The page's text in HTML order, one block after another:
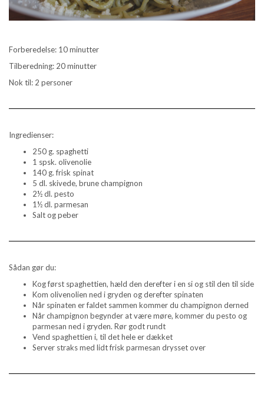
Forberedelse: 10 minutter
Tilberedning: 20 minutter
Nok til: 2 personer
Ingredienser:
250 g. spaghetti
1 spsk. olivenolie
140 g. frisk spinat
5 dl. skivede, brune champignon
2½ dl. pesto
1½ dl. parmesan
Salt og peber
Sådan gør du:
Kog først spaghettien, hæld den derefter i en si og stil den til side
Kom olivenolien ned i gryden og derefter spinaten
Når spinaten er faldet sammen kommer du champignon derned
Når champignon begynder at være møre, kommer du pesto og
parmesan ned i gryden. Rør godt rundt
Vend spaghettien i, til det hele er dækket
Server straks med lidt frisk parmesan drysset over